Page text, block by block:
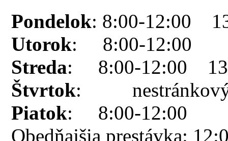
Pondelok: 8:00-12:00
Utorok: 8:00-12:00
Streda: 8:00-12:00
Štvrtok: nestránkový
Piatok: 8:00-12:00
Obedňajšia prestávka: